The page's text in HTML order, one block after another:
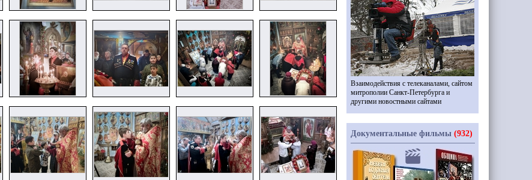
Взаимодействия с телеканалами, сайтом
митрополии Санкт-Петербурга и
другими новостными сайтами
Документальные фильмы (932)